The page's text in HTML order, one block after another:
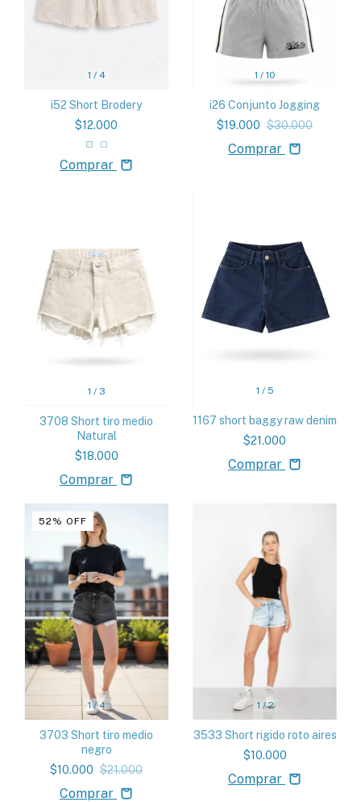
1 / 4
i52 Short Brodery
$12.000
Comprar
1 / 10
i26 Conjunto Jogging
$19.000 $30.000
Comprar
1 / 3
3708 Short tiro medio
Natural
$18.000
Comprar
1 / 5
1167 short baggy raw denim
$21.000
Comprar
1/4
52 % OFF
3703 Short tiro medio
negro
$10.000 $21.000
Comprar
1 /2
3533 Short rigido roto aires
$10.000
Comprar